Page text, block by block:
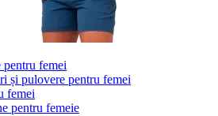
pentru femei
și pulovere pentru femei
femei
pentru femeie